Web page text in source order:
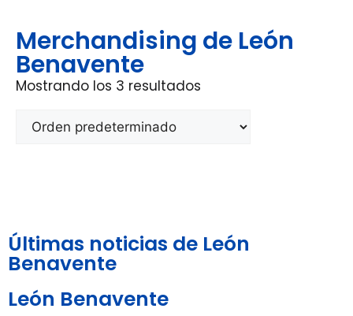
Merchandising de León
Benavente
Mostrando los 3 resultados
Últimas noticias de León
Benavente
León Benavente